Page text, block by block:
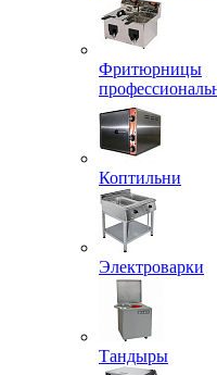
Фритюрницы
Коптильни
Электроварки
Тандыры